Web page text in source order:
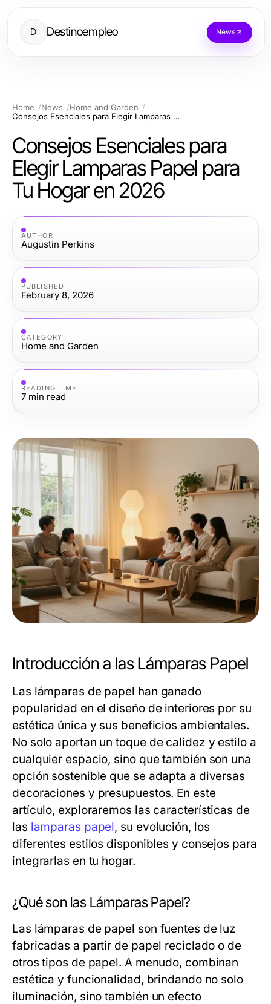
D Destinoempleo News
Home News
Home and Garden
Consejos Esenciales para Elegir Lamparas Papel para Tu Hogar en 2026
Consejos Esenciales para
Elegir Lamparas Papel para
Tu Hogar en 2026
AUTHOR
Augustin Perkins
PUBLISHED
February 8, 2026
CATEGORY
Home and Garden
READING TIME
7 min read
Introducción a las Lámparas Papel
Las lámparas de papel han ganado
popularidad en el diseño de interiores por su
estética única y sus beneficios ambientales.
No solo aportan un toque de calidez y estilo a
cualquier espacio, sino que también son una
opción sostenible que se adapta a diversas
decoraciones y presupuestos. En este
artículo, exploraremos las características de
las lamparas papel, su evolución, los
diferentes estilos disponibles y consejos para
integrarlas en tu hogar.
¿Qué son las Lámparas Papel?
Las lámparas de papel son fuentes de luz
fabricadas a partir de papel reciclado o de
otros tipos de papel. A menudo, combinan
estética y funcionalidad, brindando no solo
iluminación, sino también un efecto